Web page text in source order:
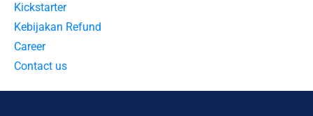
Kickstarter
Kebijakan Refund
Career
Contact us